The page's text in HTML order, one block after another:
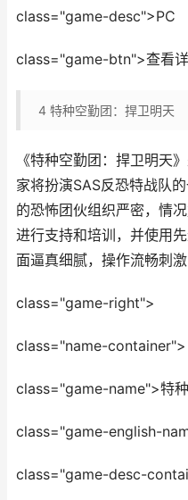
class="game-desc">PC
class="game-btn">查看
4 特种空勤团：捍卫明天
《特种空勤团：捍卫明天
家将扮演SAS反恐特战队
的恐怖团伙组织严密，情
进行支持和培训，并使用
面逼真细腻，操作流畅刺
class="game-right">
class="name-container">
class="game-name">特
class="game-english-
class="game-desc-